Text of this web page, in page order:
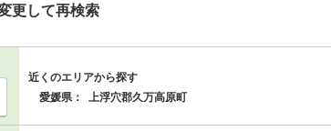
更して再検索
近くのエリアから探す
愛媛県：
上浮穴郡久万高原町